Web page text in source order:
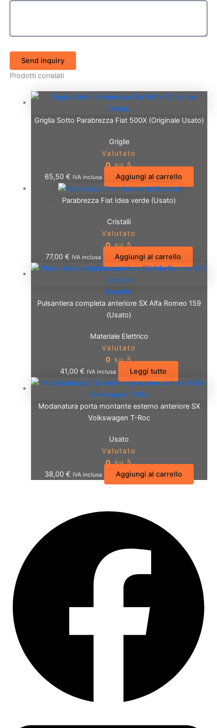
Send inquiry
Prodotti correlati
Griglia Sotto Parabrezza Fiat 500X (Originale Usato)
Griglie
Valutato
0su 5
65,50 € IVA inclusa Aggiungi al carrello
Parabrezza Fiat Idea verde (Usato)
Cristalli
Valutato
0su 5
77,00 € IVA inclusa Aggiungi al carrello
Esaurito
Pulsantiera completa anteriore SX Alfa Romeo 159
(Usato)
Materiale Elettrico
Valutato
0 su 5
41,00 € IVA inclusa Leggi tutto
Modanatura porta montante esterno anteriore SX
Volkswagen T-Roc
Usato
Valutato
0su 5
38,00 € IVA inclusa Aggiungi al carrello